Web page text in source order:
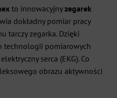
to innowacyjnyzegarek
dokładny pomiar pracy
tarczy zegarka. Dzięki
technologii pomiarowych
serca (EKG). Co
obrazu aktywności